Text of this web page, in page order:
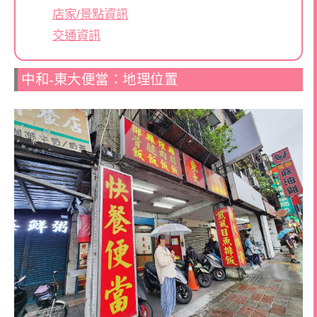
店家/景點資訊
交通資訊
中和-東大便當：地理位置